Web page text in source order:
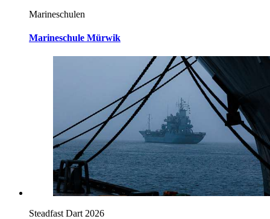
Marineschulen
Marineschule Mürwik
Steadfast Dart 2026